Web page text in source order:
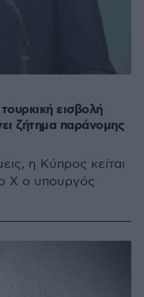
εισβολή
ζήτημα παράνομης
η Κύπρος κείται
Χ ο υπουργός